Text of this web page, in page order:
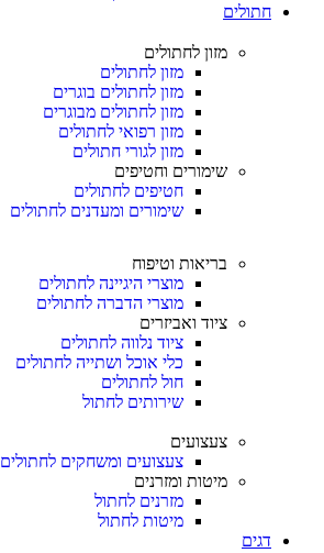
חתולים
מזון לחתולים
מזון לחתולים
מזון לחתולים בוגרים
מזון לחתולים מבוגרים
מזון רפואי לחתולים
מזון לגורי חתולים
שימורים וחטיפים
חטיפים לחתולים
שימורים ומעדנים לחתולים
בריאות וטיפוח
מוצרי היגיינה לחתולים
מוצרי הדברה לחתולים
ציוד ואביזרים
ציוד נלווה לחתולים
כלי אוכל ושתייה לחתולים
חול לחתולים
שירותים לחתול
צעצועים
צעצועים ומשחקים לחתולים
מיטות ומזרנים
מזרנים לחתול
מיטות לחתול
דגים